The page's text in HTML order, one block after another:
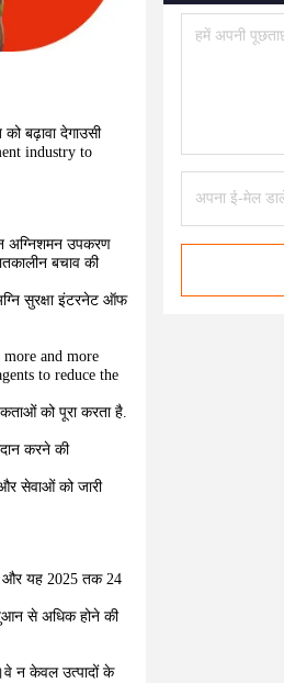
बढ़ावा देगाउसी
industry to
अग्निशमन उपकरण
बचाव की
सुरक्षा इंटरनेट ऑफ
more and more
to reduce the
को पूरा करता है.
करने की
सेवाओं को जारी
यह 2025 तक 24
से अधिक होने की
न केवल उत्पादों के